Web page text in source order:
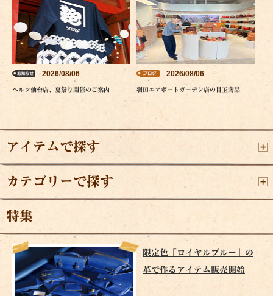
2026/08/06
ヘルツ仙台店、夏祭り開催のご案内
2026/08/06
羽田エアポートガーデン店の目玉商品
アイテムで探す
カテゴリーで探す
特集
限定色「ロイヤルブルー」の
革で作るアイテム販売開始